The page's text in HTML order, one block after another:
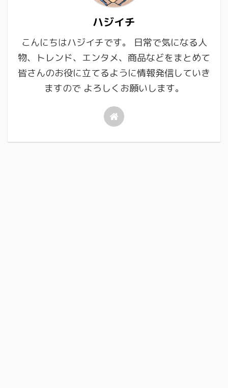
ハジイチ
こんにちはハジイチです。 日常で気になる人
物、トレンド、エンタメ、商品などをまとめて
皆さんのお役に立てるように情報発信していき
ますので よろしくお願いします。